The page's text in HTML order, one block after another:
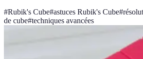
#Rubik's Cube#astuces Rubik's Cube#
de cube#techniques avancées